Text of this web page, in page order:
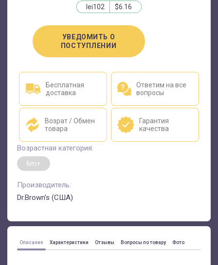
lei102 $6.16
УВЕДОМИТЬ О
ПОСТУПЛЕНИИ
Бесплатная
доставка
Ответим на все
вопросы
Возрат / Обмен
товара
Гарантия
качества
Возрастная категория:
6m+
Производитель:
Dr.Brown's (США)
Описание Характеристики Отзывы Вопросы по товару Фото